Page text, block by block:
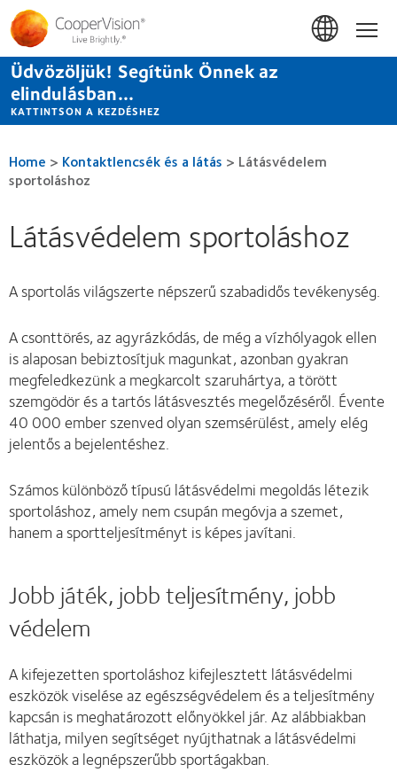
Ugrás
tartalomra
Üdvözöljük! Segítünk Önnek az
elindulásban...
KATTINTSON A KEZDÉSHEZ
Home > Kontaktlencsék és a látás > Látásvédelem
sportoláshoz
Látásvédelem sportoláshoz
A sportolás világszerte népszerű szabadidős tevékenység.
A csonttörés, az agyrázkódás, de még a vízhólyagok ellen
is alaposan bebiztosítjuk magunkat, azonban gyakran
megfeledkezünk a megkarcolt szaruhártya, a törött
szemgödör és a tartós látásvesztés megelőzéséről. Évente
40 000 ember szenved olyan szemsérülést, amely elég
jelentős a bejelentéshez.
Számos különböző típusú látásvédelmi megoldás létezik
sportoláshoz, amely nem csupán megóvja a szemet,
hanem a sportteljesítményt is képes javítani.
Jobb játék, jobb teljesítmény, jobb
védelem
A kifejezetten sportoláshoz kifejlesztett látásvédelmi
eszközök viselése az egészségvédelem és a teljesítmény
kapcsán is meghatározott előnyökkel jár. Az alábbiakban
láthatja, milyen segítséget nyújthatnak a látásvédelmi
eszközök a legnépszerűbb sportágakban.